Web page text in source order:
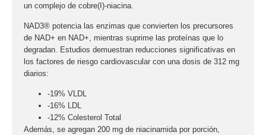
un complejo de cobre(I)-niacina
NAD3® potencia las enzimas que convierten los precursores
de NAD+ en NAD+, mientras suprime las proteínas que lo
degradan. Estudios demuestran reducciones significativas en
los factores de riesgo cardiovascular con una dosis de 312 mg
diarios:
-19% VLDL
-16% LDL
-12% Colesterol Total
Además, se agregan 200 mg de niacinamidapor porción,